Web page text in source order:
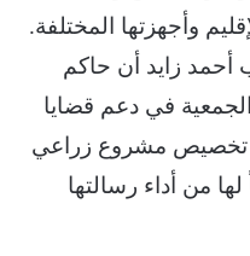
وأجهزتها المختلفة.
أحمد زايد أن حاكم
في دعم قضايا
تخصيص مشروع زراعي
لها من أداء رسالتها